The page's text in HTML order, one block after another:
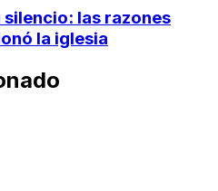
las razones
la iglesia